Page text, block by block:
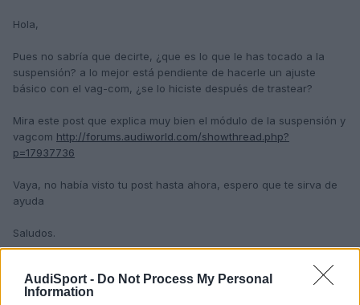
AudiSport - Do Not Process My Personal
Information
Hola,
Pues no sabría que decirte, ¿que es lo que le has tocado a la
suspensión? a lo mejor está pendiente de hacerle un ajuste
básico con el vag-com, ¿se lo hiciste después de trastear?
Mira este post que explica muy bien el módulo de la suspensión y
vagcom http://forums.audiworld.com/showthread.php?
p=17937736
Vaya, no había visto tu post hasta ahora, espero que te sirva de
ayuda
Saludos.
Responder